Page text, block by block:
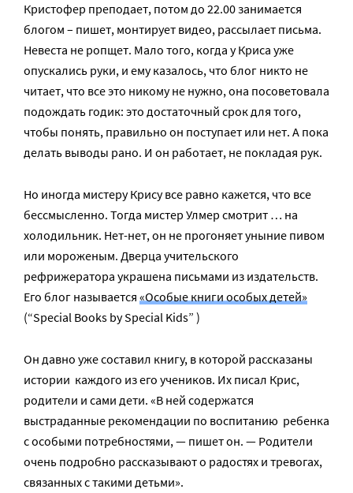
Кристофер преподает, потом до 22.00 занимается
блогом – пишет, монтирует видео, рассылает письма.
Невеста не ропщет. Мало того, когда у Криса уже
опускались руки, и ему казалось, что блог никто не
читает, что все это никому не нужно, она посоветовала
подождать годик: это достаточный срок для того,
чтобы понять, правильно он поступает или нет. А пока
делать выводы рано. И он работает, не покладая рук.
Но иногда мистеру Крису все равно кажется, что все
бессмысленно. Тогда мистер Улмер смотрит … на
холодильник. Нет-нет, он не прогоняет уныние пивом
или мороженым. Дверца учительского
рефрижератора украшена письмами из издательств.
Его блог называется «Особые книги особых детей»
(“Special Books by Special Kids” )
Он давно уже составил книгу, в которой рассказаны
истории каждого из его учеников. Их писал Крис,
родители и сами дети. «В ней содержатся
выстраданные рекомендации по воспитанию ребенка
с особыми потребностями, — пишет он. — Родители
очень подробно рассказывают о радостях и тревогах,
связанных с такими детьми».